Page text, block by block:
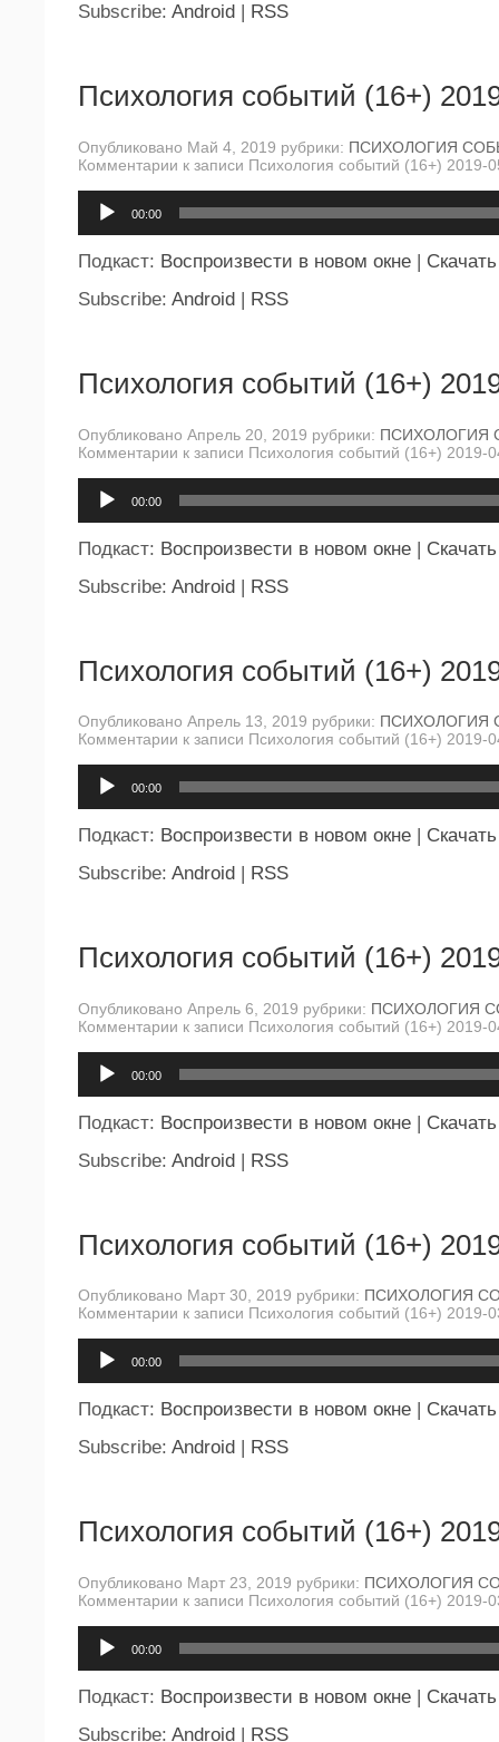
Subscribe: Android RSS
Психология событий (16+)
Опубликовано Май 4, 2019 рубрики: ПСИХОЛОГИЯ
Комментарии к записи Психология событий (16+) 2019-
00:00
Подкаст: Воспроизвести в новом окне | Скачать
Subscribe: Android | RSS
Психология событий (16+)
Опубликовано Апрель 20, 2019 рубрики: ПСИХОЛОГИЯ
Комментарии к записи Психология событий (16+) 2019-
00:00
Подкаст: Воспроизвести в новом окне | Скачать
Subscribe: Android | RSS
Психология событий (16+)
Опубликовано Апрель 13, 2019 рубрики: ПСИХОЛОГИЯ
Комментарии к записи Психология событий (16+) 2019-
00:00
Подкаст: Воспроизвести в новом окне | Скачать
Subscribe: Android | RSS
Психология событий (16+)
Опубликовано Апрель 6, 2019 рубрики: ПСИХОЛОГИЯ
Комментарии к записи Психология событий (16+) 2019-
00:00
Подкаст: Воспроизвести в новом окне | Скачать
Subscribe: Android | RSS
Психология событий (16+)
Опубликовано Март 30, 2019 рубрики: ПСИХОЛОГИЯ
Комментарии к записи Психология событий (16+) 2019-
00:00
Подкаст: Воспроизвести в новом окне
Скачать
Subscribe: Android RSS
Психология событий (16+)
Опубликовано Март 23, 2019 рубрики: ПСИХОЛОГИЯ
Комментарии к записи Психология событий (16+) 2019-
00:00
Подкаст: Воспроизвести в новом окне | Скачать
Subscribe: Android | RSS